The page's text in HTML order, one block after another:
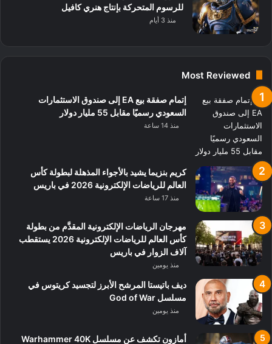
للرسوم المتحركة بإنتاج هنري كافيل
منذ 3 أيام
Most Reviewed
إتمام صفقة بيع EA إلى صندوق الاستثمارات
السعودي رسميًا مقابل 55 مليار دولار
منذ 14 ساعة
كريم بنزيما يشيد بالأجواء المذهلة لبطولة كأس
العالم للرياضات الإلكترونية 2026 في باريس
منذ 17 ساعة
مهرجان الرياضات الإلكترونية المقدَّم من بطولة
كأس العالم للرياضات الإلكترونية 2026 يستقطب
آلاف الزوار في باريس
منذ يومين
ديف باتيستا المرشح الأبرز لتجسيد كريتوس في
مسلسل God of War
منذ يومين
أمازون تكشف عن مسلسل Warhammer 40K